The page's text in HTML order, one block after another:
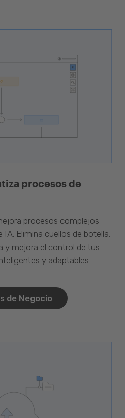
procesos de
procesos complejos
Elimina cuellos de botella,
y mejora el control de tus
y adaptables.
de Negocio